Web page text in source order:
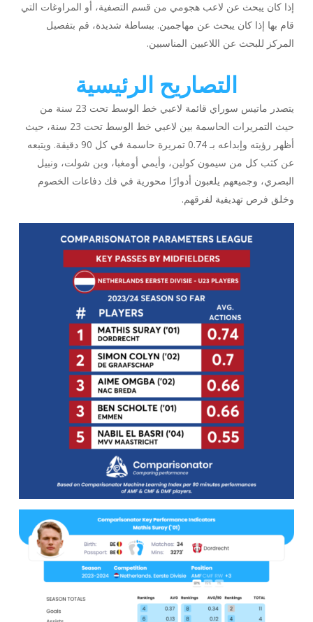
إذا كان يبحث عن لاعب هجومي من قسم التصفية، أو المراوغات التي
قام بها إذا كان يبحث عن مهاجمين. ببساطة شديدة، قم بتفصيل
المركز للبحث عن اللاعبين المناسبين.
التصاريح الرئيسية
يتصدر ماتيس سوراي قائمة لاعبي خط الوسط تحت 23 سنة من
حيث التمريرات الحاسمة بين لاعبي خط الوسط تحت 23 سنة، حيث
أظهر رؤيته وإبداعه بـ 0.74 تمريرة حاسمة في كل 90 دقيقة. ويتبعه
عن كثب كل من سيمون كولين، وأيمي أومغبا، وبن شولت، ونبيل
البصري، وجميعهم يلعبون أدوارًا محورية في فك دفاعات الخصوم
وخلق فرص تهديفية لفرقهم.